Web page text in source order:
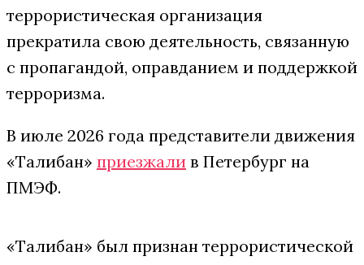
террористическая организация
прекратила свою деятельность, связанную
с пропагандой, оправданием и поддержкой
терроризма.
В июле 2026 года представители движения
«Талибан» приезжали в Петербург на
ПМЭФ.
«Талибан» был признан террористической